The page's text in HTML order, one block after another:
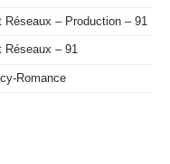
– Production – 91
Réseaux – 91
Romance